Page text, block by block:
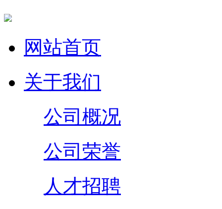
网站首页
关于我们
公司概况
公司荣誉
人才招聘